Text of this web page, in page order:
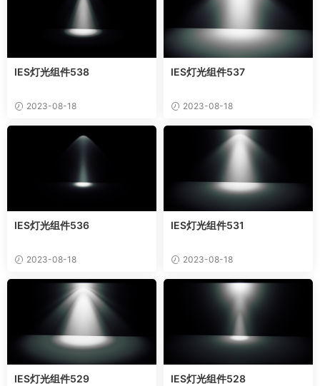
IES灯光组件538
2023-08-18
IES灯光组件537
2023-08-18
IES灯光组件536
2023-08-18
IES灯光组件531
2023-08-18
IES灯光组件529 IES灯光组件528